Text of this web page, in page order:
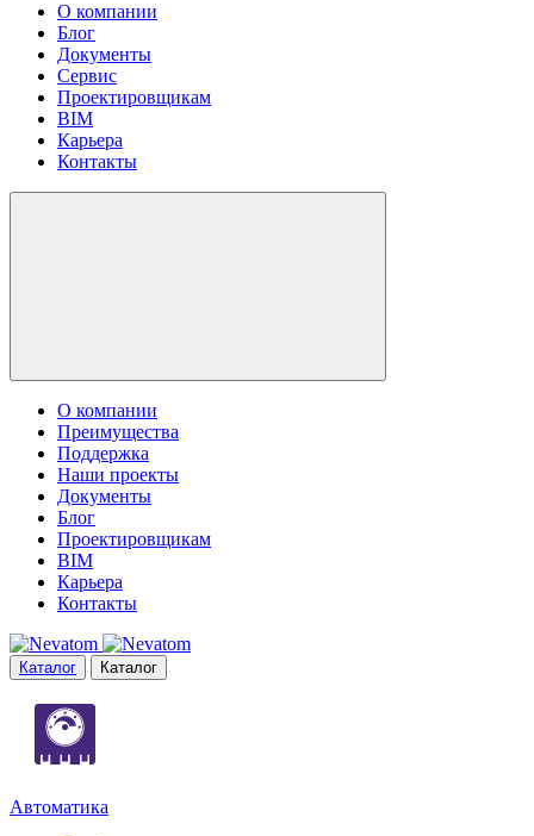
О компании
Блог
Документы
Сервис
Проектировщикам
BIM
Карьера
Контакты
О компании
Преимущества
Поддержка
Наши проекты
Документы
Блог
Проектировщикам
BIM
Карьера
Контакты
Каталог Каталог
Автоматика